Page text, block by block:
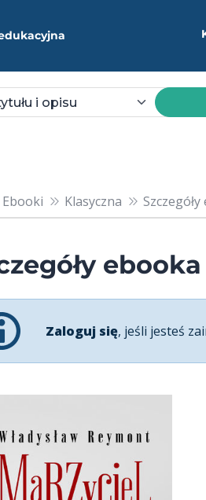
Ebooki Klasyczna
ebooka
Zaloguj się, jeśli jesteś